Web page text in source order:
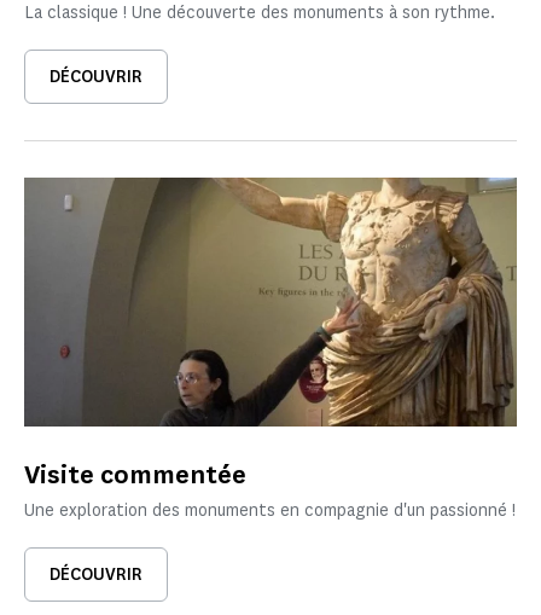
La classique ! Une découverte des monuments à son rythme.
DÉCOUVRIR
Visite commentée
Une exploration des monuments en compagnie d'un passionné !
DÉCOUVRIR